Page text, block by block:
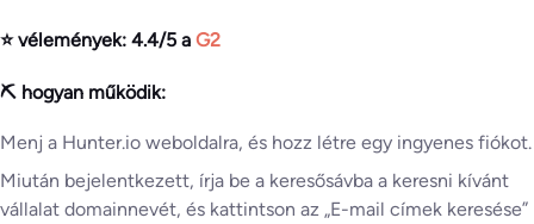
⭐ vélemények: 4.4/5 a G2
⛏️ hogyan működik:
Menj a Hunter.io weboldalra, és hozz létre egy ingyenes fiókot.
Miután bejelentkezett, írja be a keresősávba a keresni kívánt
vállalat domainnevét, és kattintson az „E-mail címek keresése”